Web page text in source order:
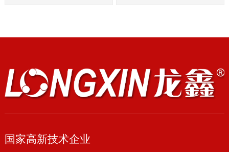
国家高新技术企业